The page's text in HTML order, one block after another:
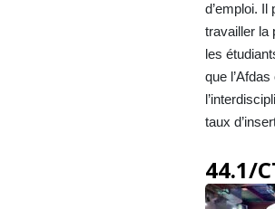
d’emploi.
travailler la
les
que
taux
44.1/